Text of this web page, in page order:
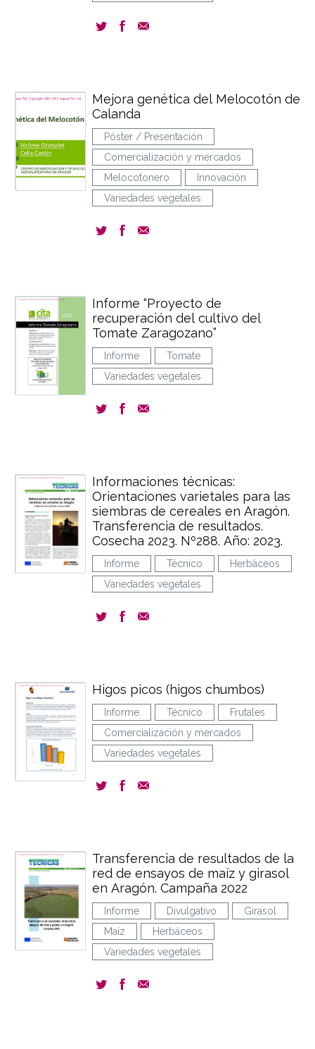
Mejora genética del Melocotón de
Calanda
Póster / Presentación
Comercialización y mercados
Melocotonero
Innovación
Variedades vegetales
Informe “Proyecto de
recuperación del cultivo del
Tomate Zaragozano”
Informe
Tomate
Variedades vegetales
Informaciones técnicas:
Orientaciones varietales para las
siembras de cereales en Aragón.
Transferencia de resultados.
Cosecha 2023. Nº288. Año: 2023.
Informe Técnico
Herbáceos
Variedades vegetales
Higos picos (higos chumbos)
Informe Técnico
Frutales
Comercialización y mercados
Variedades vegetales
Transferencia de resultados de la
red de ensayos de maíz y girasol
en Aragón. Campaña 2022
Informe Divulgativo
Girasol
Maíz
Herbáceos
Variedades vegetales